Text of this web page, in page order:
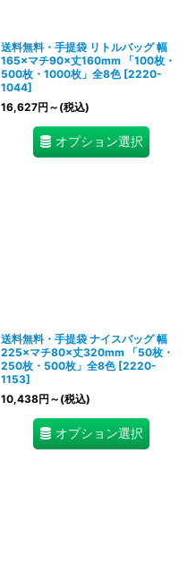
送料無料・手提袋 リトルバッグ 幅
165×マチ90×丈160mm 「100枚・
500枚・1000枚」全8色 [2220-
1044]
16,627円 ～ (税込)
オプション選択
送料無料・手提袋 ナイスバッグ 幅
225×マチ80×丈320mm 「50枚・
250枚・500枚」全8色 [2220-
1153]
10,438円 ～ (税込)
オプション選択